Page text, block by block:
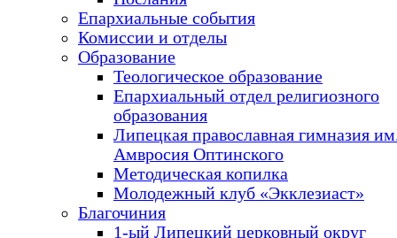
Епархиальные события
Комиссии и отделы
Образование
Теологическое образование
Епархиальный отдел религиозного
образования
Липецкая православная гимназия
Амвросия Оптинского
Методическая копилка
Молодежный клуб «Экклезиаст»
Благочиния
1-ый Липецкий церковный округ